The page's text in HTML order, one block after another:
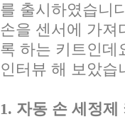
를 출시하였습니
손을 센서에 가져
록 하는 키트인데
인터뷰 해 보았습
1. 자동 손 세정